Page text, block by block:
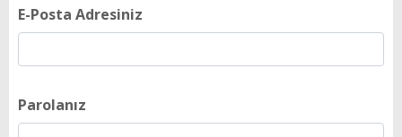
E-Posta Adresiniz
Parolanız